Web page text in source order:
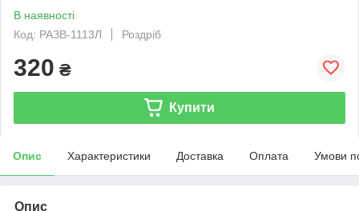
В наявності
Код: РАЗВ-1113Л
Роздріб
320 ₴
Купити
Опис Характеристики Доставка Оплата Умови
Опис